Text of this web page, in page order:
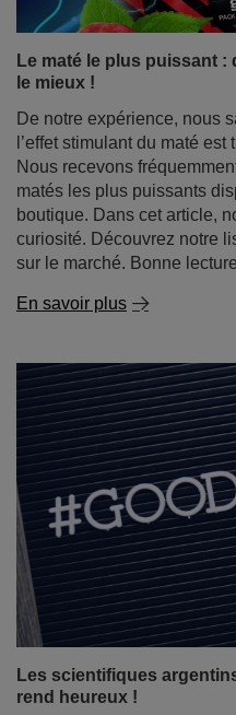
Le maté le plus puissant
le mieux !
De notre expérience, nous
l’effet stimulant du maté
Nous recevons
matés les plus puissants
boutique. Dans cet article,
curiosité. Découvrez notre
sur le marché. Bonne
En savoir plus
Les scientifiques
rend heureux !